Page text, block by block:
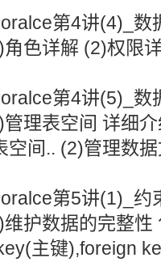
第4讲(4)_数
角色详解 (2)权限
第4讲(5)_数
理表空间 详细
空间.. (2)管理数
第5讲(1)_约
维护数据的完整
主键),foreign